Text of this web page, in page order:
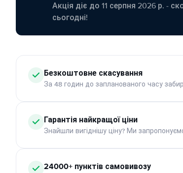
Акція діє до 11 серпня 2026 р. -
сьогодні!
Безкоштовне скасування
За 48 годин до запланованого часу
Гарантія найкращої ціни
Знайшли вигіднішу ціну? Ми
24000+ пунктів самовивозу